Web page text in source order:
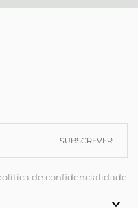
SUBSCREVER
de confidencialidade
